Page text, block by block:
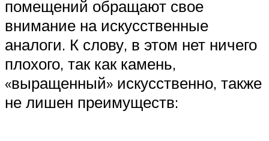
помещений обращают свое
внимание на искусственные
аналоги. К слову, в этом нет ничего
плохого, так как камень,
«выращенный» искусственно, также
не лишен преимуществ: